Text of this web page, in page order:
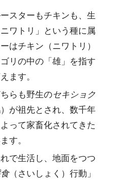
スターもチキンも、生
ワトリ」という種に属
はチキン（ニワトリ）
リの中の「雄」を指す
ます。
らも野生のセキショク
）が祖先とされ、数千年
って家畜化されてきた
す。
れで生活し、地面をつつ
（さいしょく）行動」